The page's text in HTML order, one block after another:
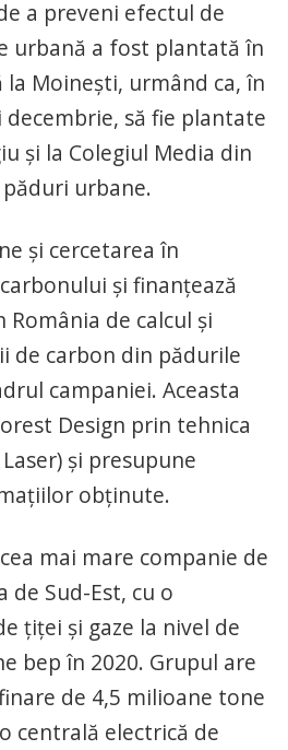
a preveni efectul de
urbană a fost plantată în
la Moinești, urmând ca, în
să fie plantate
și la Colegiul Media din
urbane.
și cercetarea în
și finanțează
de calcul și
de carbon din pădurile
campaniei. Aceasta
Design prin tehnica
și presupune
obținute.
mai mare companie de
de Sud-Est, cu o
țiței și gaze la nivel de
bep în 2020. Grupul are
de 4,5 milioane tone
centrală electrică de